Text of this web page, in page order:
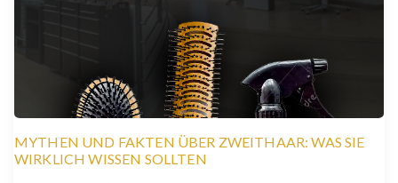
MYTHEN UND FAKTEN ÜBER ZWEITHAAR: WAS SIE
WIRKLICH WISSEN SOLLTEN